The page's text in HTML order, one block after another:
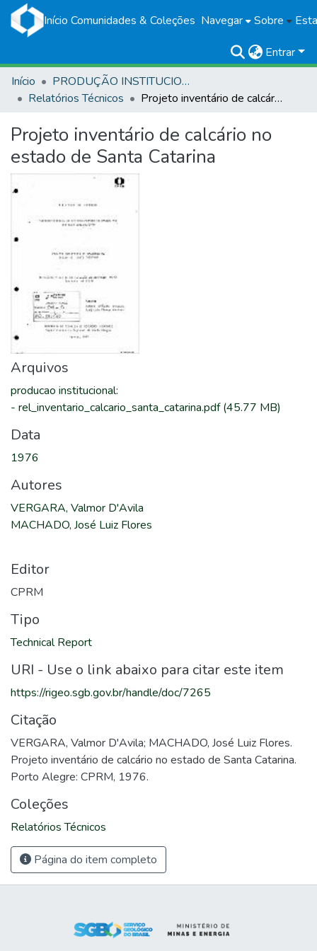
Início Comunidades & Coleções Navegar Sobre
Entrar
Início
PRODUÇÃO INSTITUCIONAL
Relatórios Técnicos
Projeto inventário de calcário no estado de Santa Catarina
Projeto inventário de calcário no
estado de Santa Catarina
Arquivos
producao institucional:
- rel_inventario_calcario_santa_catarina.pdf(45.77 MB)
Data
1976
Autores
VERGARA, Valmor D'Avila
MACHADO, José Luiz Flores
Editor
CPRM
Tipo
Technical Report
URI - Use o link abaixo para citar este item
https://rigeo.sgb.gov.br/handle/doc/7265
Citação
VERGARA, Valmor D'Avila; MACHADO, José Luiz Flores.
Projeto inventário de calcário no estado de Santa Catarina.
Porto Alegre: CPRM, 1976.
Coleções
Relatórios Técnicos
Página do item completo